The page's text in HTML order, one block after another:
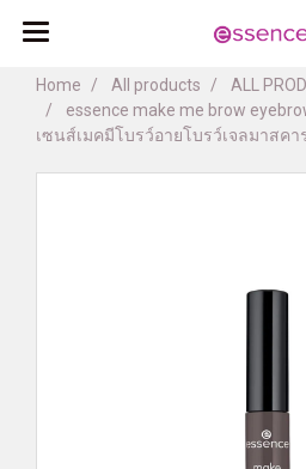
Home All products ALL
essence make me brow
เซนส์เมคมีโบรว์อายโบรว์เจลมาสคา